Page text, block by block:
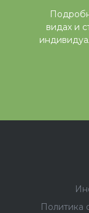
видах и
Политика